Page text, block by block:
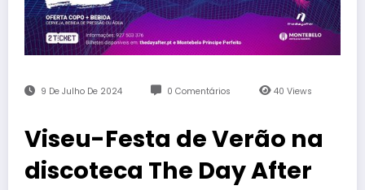
9 De Julho De 2024 0 Comentários 40Views
Viseu-Festa de Verão na
discoteca The Day After